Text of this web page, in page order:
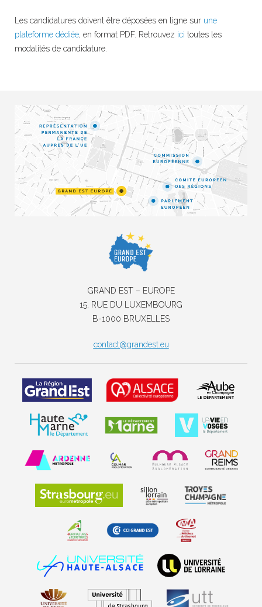
Les candidatures doivent être déposées en ligne sur une
plateforme dédiée, en format PDF. Retrouvez ici toutes les
modalités de candidature.
GRAND EST – EUROPE
15, RUE DU LUXEMBOURG
B-1000 BRUXELLES
contact@grandest.eu